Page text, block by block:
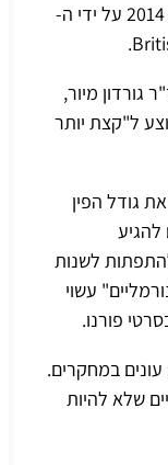
.
גורדון מיור,
ל"קצת יותר
גודל הפין
להגיע
לשנות
עשוי
פורנו.
עונים במחקרים.
שלא להיות